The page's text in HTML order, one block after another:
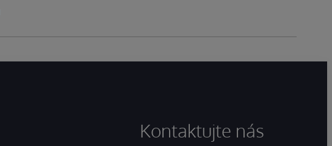
Kontaktujte nás